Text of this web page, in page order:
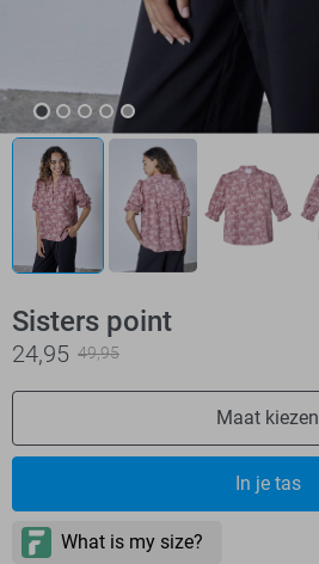
Sisters point
24,95 49,95
Maat kiezen
In je tas